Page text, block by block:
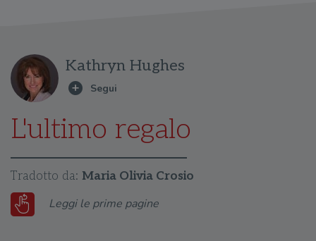
Kathryn Hughes
L'ultimo regalo
Tradotto da: Maria Olivia Crosio
Leggi le prime pagine